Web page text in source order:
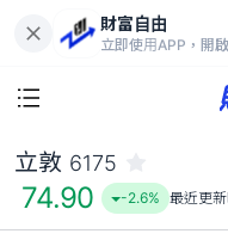
財富自由
立即使用APP，開
立敦 6175
74.90 -2.6% 最近更新